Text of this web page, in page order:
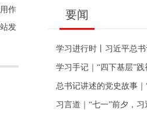
作
发
要闻